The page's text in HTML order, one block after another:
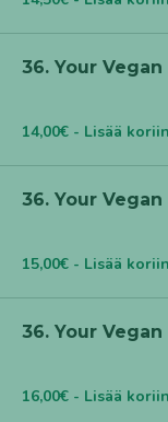
36. Your
14,00€ - Lisää koriin
36. Your
15,00€ - Lisää koriin
36. Your
16,00€ - Lisää koriin